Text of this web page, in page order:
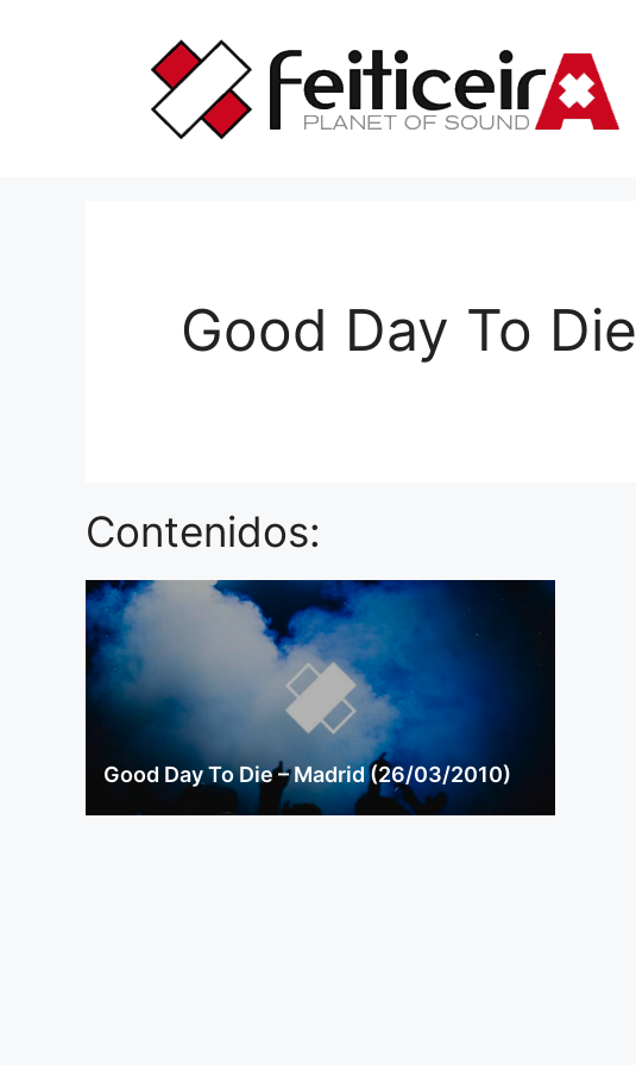
Good Day To Die
Contenidos:
Good Day To Die – Madrid (26/03/2010)